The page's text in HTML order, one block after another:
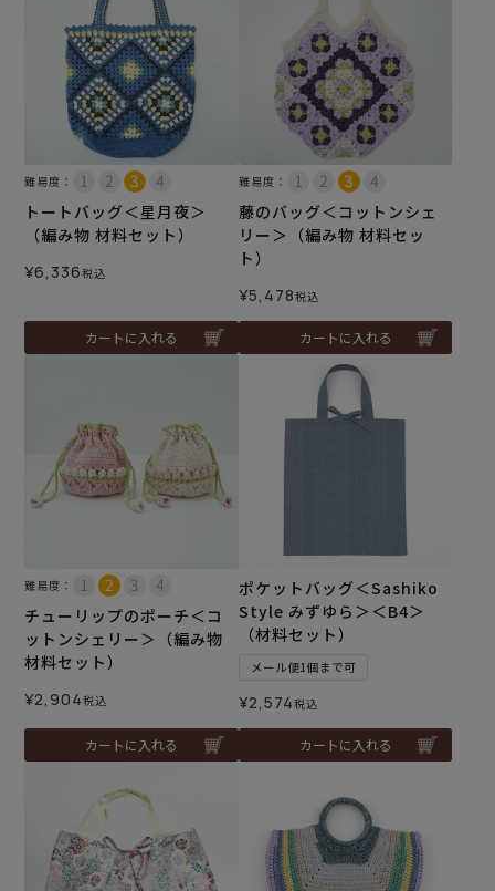
難易度：
トートバッグ＜星月夜＞
（編み物 材料セット）
¥6,336税込
カートに入れる
難易度：
藤のバッグ＜コットンシェ
リー＞（編み物 材料セッ
ト）
¥5,478税込
カートに入れる
難易度：
チューリップのポーチ＜コ
ットンシェリー＞（編み物
材料セット）
¥2,904税込
カートに入れる
ポケットバッグ＜Sashiko
Style みずゆら＞＜B4＞
（材料セット）
メール便1個まで可
¥2,574税込
カートに入れる